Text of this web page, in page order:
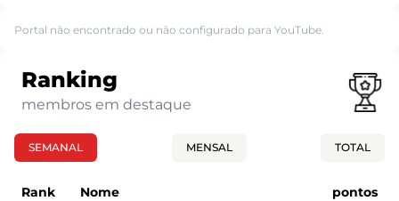
Portal não encontrado ou não configurado para YouTube.
Ranking
membros em destaque
SEMANAL MENSAL TOTAL
Rank Nome pontos